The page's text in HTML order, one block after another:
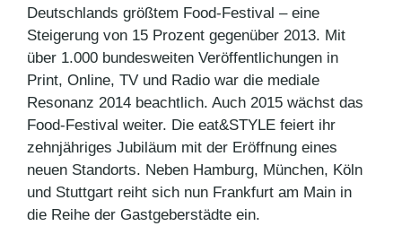
Deutschlands größtem Food-Festival – eine
Steigerung von 15 Prozent gegenüber 2013. Mit
über 1.000 bundesweiten Veröffentlichungen in
Print, Online, TV und Radio war die mediale
Resonanz 2014 beachtlich. Auch 2015 wächst das
Food-Festival weiter. Die eat&STYLE feiert ihr
zehnjähriges Jubiläum mit der Eröffnung eines
neuen Standorts. Neben Hamburg, München, Köln
und Stuttgart reiht sich nun Frankfurt am Main in
die Reihe der Gastgeberstädte ein.